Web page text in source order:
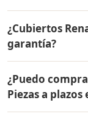
para conocer el
y facilidades de
Piezas a Guamo,
contra entrega.
¿Cubiertos
garantía?
por vida contra
productos Rena
inoxidable
¿Puedo
Piezas a plazos